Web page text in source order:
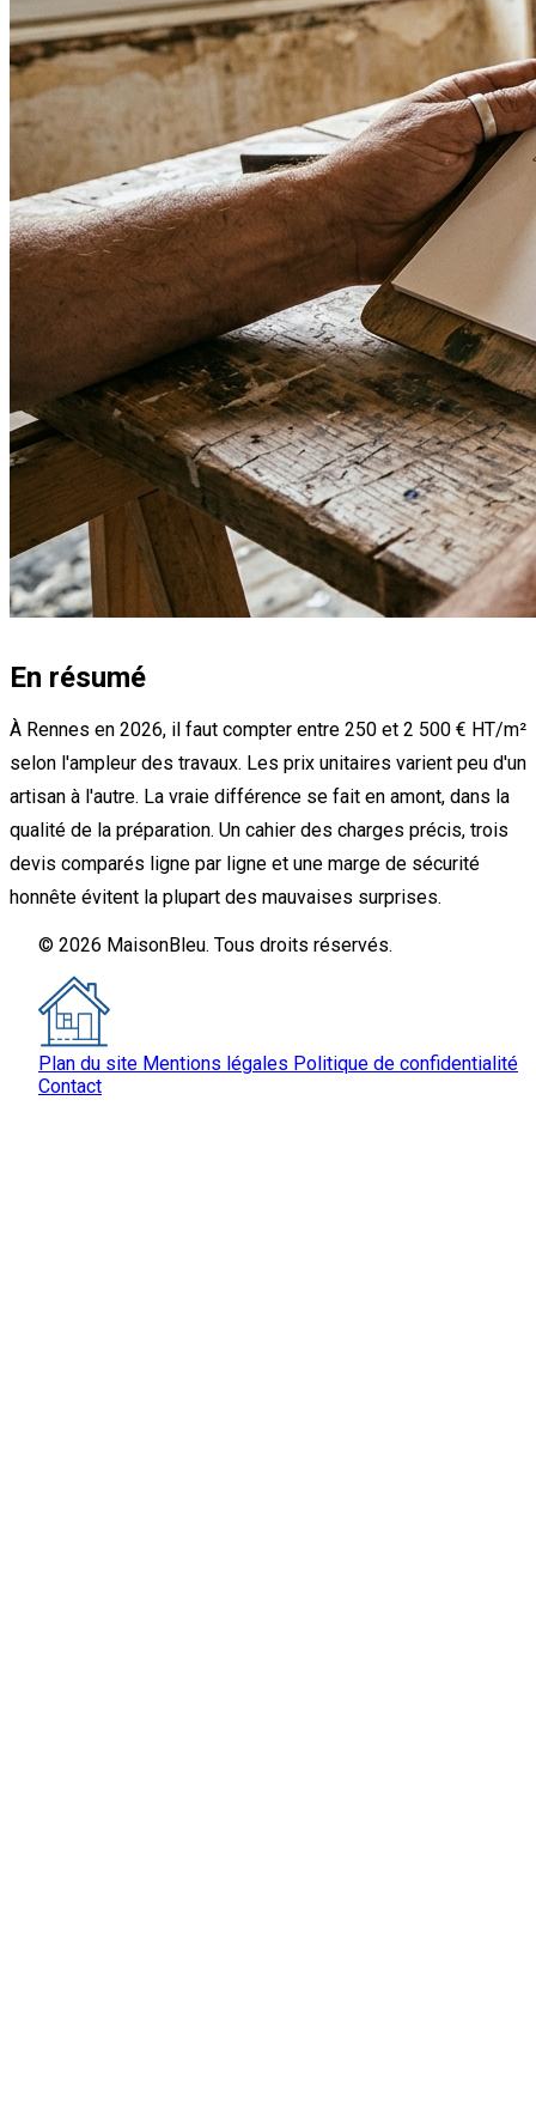
En résumé
À Rennes en 2026, il faut compter entre 250 et 2 500 € HT/m²
selon l'ampleur des travaux. Les prix unitaires varient peu d'un
artisan à l'autre. La vraie différence se fait en amont, dans la
qualité de la préparation. Un cahier des charges précis, trois
devis comparés ligne par ligne et une marge de sécurité
honnête évitent la plupart des mauvaises surprises.
© 2026 MaisonBleu. Tous droits réservés.
Plan du site Mentions légales Politique de confidentialité
Contact